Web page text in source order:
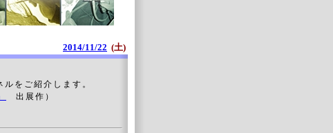
2014/11/22 (土)
をご紹介します。
出展作）